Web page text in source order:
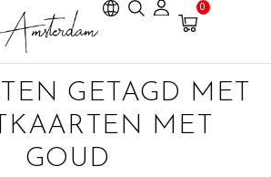
0
GETAGD MET
MET
GOUD